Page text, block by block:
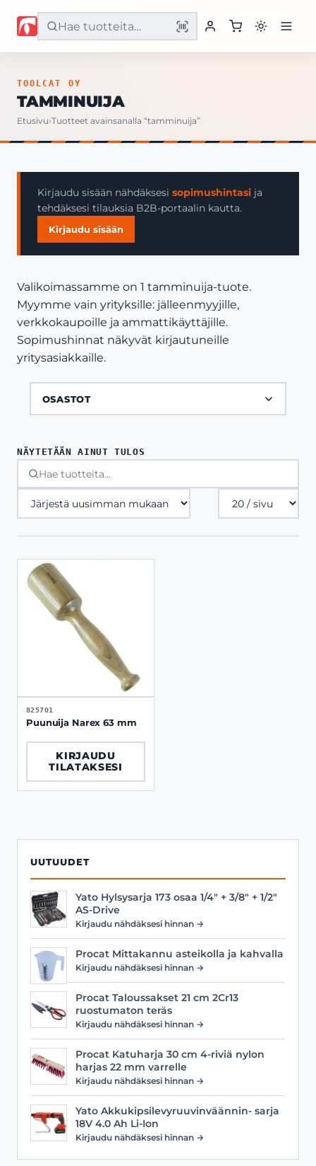
Etusivu
Yritys
Yhteystiedot
TOOLCAT OY
TAMMINUIJA
Etusivu›Tuotteet avainsanalla “tamminuija”
Kirjaudu sisään nähdäksesi sopimushintasi ja
tehdäksesi tilauksia B2B-portaalin kautta.
Kirjaudu sisään
Valikoimassamme on 1 tamminuija-tuote.
Myymme vain yrityksille: jälleenmyyjille,
verkkokaupoille ja ammattikäyttäjille.
Sopimushinnat näkyvät kirjautuneille
yritysasiakkaille.
OSASTOT
UUTUUDET
Yato Hylsysarja 173 osaa 1/4" + 3/8" + 1/2"
AS-Drive
Kirjaudu nähdäksesi hinnan →
Procat Mittakannu asteikolla ja kahvalla
Kirjaudu nähdäksesi hinnan →
Procat Taloussakset 21 cm 2Cr13
ruostumaton teräs
Kirjaudu nähdäksesi hinnan →
Procat Katuharja 30 cm 4-riviä nylon
harjas 22 mm varrelle
Kirjaudu nähdäksesi hinnan →
Yato Akkukipsilevyruuvinväännin- sarja
18V 4.0 Ah Li-Ion
Kirjaudu nähdäksesi hinnan →
NÄYTETÄÄN AINUT TULOS
Tuotteita
sivulla
825701
Puunuija Narex 63 mm
KIRJAUDU
TILATAKSESI